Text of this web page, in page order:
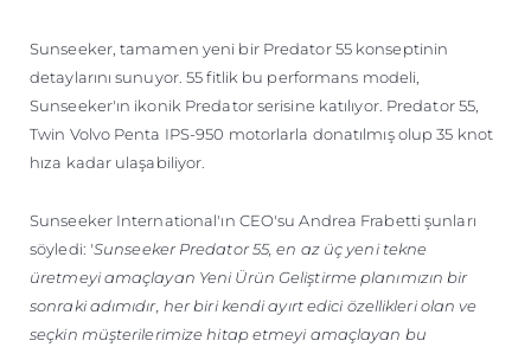
Sunseeker, tamamen yeni bir Predator 55 konseptinin
detaylarını sunuyor. 55 fitlik bu performans modeli,
Sunseeker'ın ikonik Predator serisine katılıyor. Predator 55,
Twin Volvo Penta IPS-950 motorlarla donatılmış olup 35 knot
hıza kadar ulaşabiliyor.
Sunseeker International'ın CEO'su Andrea Frabetti şunları
söyledi: 'Sunseeker Predator 55, en az üç yeni tekne
üretmeyi amaçlayan Yeni Ürün Geliştirme planımızın bir
sonraki adımıdır, her biri kendi ayırt edici özellikleri olan ve
seçkin müşterilerimize hitap etmeyi amaçlayan bu